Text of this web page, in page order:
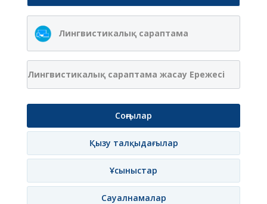
Лингвистикалық сараптама
Лингвистикалық сараптама жасау Ережесі
Соңғылар
Қызу талқыдағылар
Ұсыныстар
Сауалнамалар